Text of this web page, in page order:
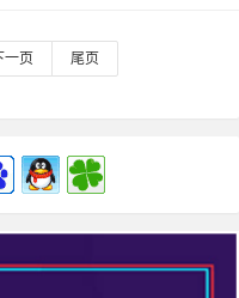
一页 尾页